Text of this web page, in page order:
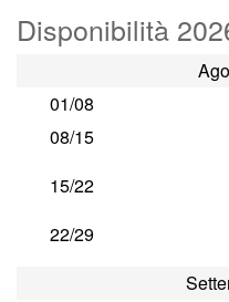
Disponibilità
01/08
08/15
15/22
22/29